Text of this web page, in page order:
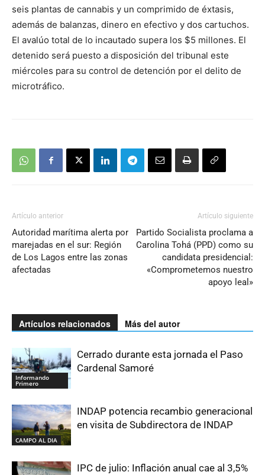
seis plantas de cannabis y un comprimido de éxtasis,
además de balanzas, dinero en efectivo y dos cartuchos.
El avalúo total de lo incautado supera los $5 millones. El
detenido será puesto a disposición del tribunal este
miércoles para su control de detención por el delito de
microtráfico.
Artículo anterior
Autoridad marítima alerta por
marejadas en el sur: Región
de Los Lagos entre las zonas
afectadas
Artículo siguiente
Partido Socialista proclama a
Carolina Tohá (PPD) como su
candidata presidencial:
«Comprometemos nuestro
apoyo leal»
Artículos relacionados Más del autor
Informando
Primero
Cerrado durante esta jornada el Paso
Cardenal Samoré
CAMPO AL DIA
INDAP potencia recambio generacional
en visita de Subdirectora de INDAP
IPC de julio: Inflación anual cae al 3,5%